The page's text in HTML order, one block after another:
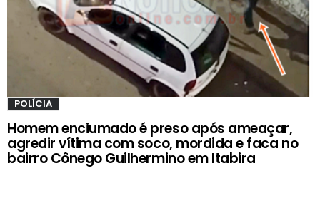
POLÍCIA
Homem enciumado é preso após ameaçar,
agredir vítima com soco, mordida e faca no
bairro Cônego Guilhermino em Itabira